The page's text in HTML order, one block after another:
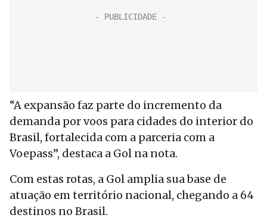
“A expansão faz parte do incremento da
demanda por voos para cidades do interior do
Brasil, fortalecida com a parceria com a
Voepass”, destaca a Gol na nota.
Com estas rotas, a Gol amplia sua base de
atuação em território nacional, chegando a 64
destinos no Brasil.